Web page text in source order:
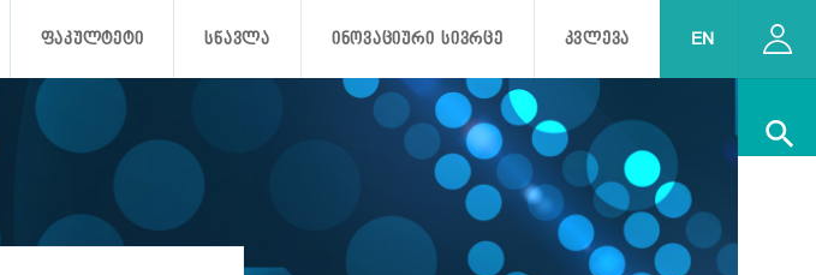
ᲤᲐᲙᲣᲚᲢᲔᲢᲘ ᲡᲬᲐᲕᲚᲐ ᲘᲜᲝᲕᲐᲪᲘᲣᲠᲘ ᲡᲘᲕᲠᲪᲔ ᲙᲕᲚᲔᲕᲐ .
EN